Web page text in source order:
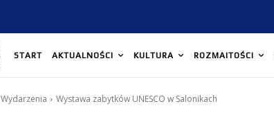
START AKTUALNOŚCI KULTURA ROZMAITOŚCI
Wydarzenia
Wystawa zabytków UNESCO w Salonikach